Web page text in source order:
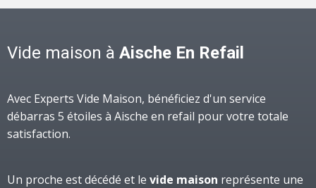
Vide maison à Aische En Refail
Avec Experts Vide Maison, bénéficiez d'un service
débarras 5 étoiles à Aische en refail pour votre totale
satisfaction.
Un proche est décédé et le vide maison représente une